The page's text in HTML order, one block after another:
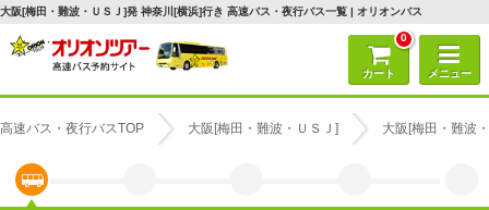
大阪[梅田・難波・ＵＳＪ]発 神奈川[横浜]行き 高速バス・夜行バス一覧 | オリオンバス
0
カート メニュー
高速バス・夜行バスTOP 大阪[梅田・難波・ＵＳＪ] 大阪[梅田・難波